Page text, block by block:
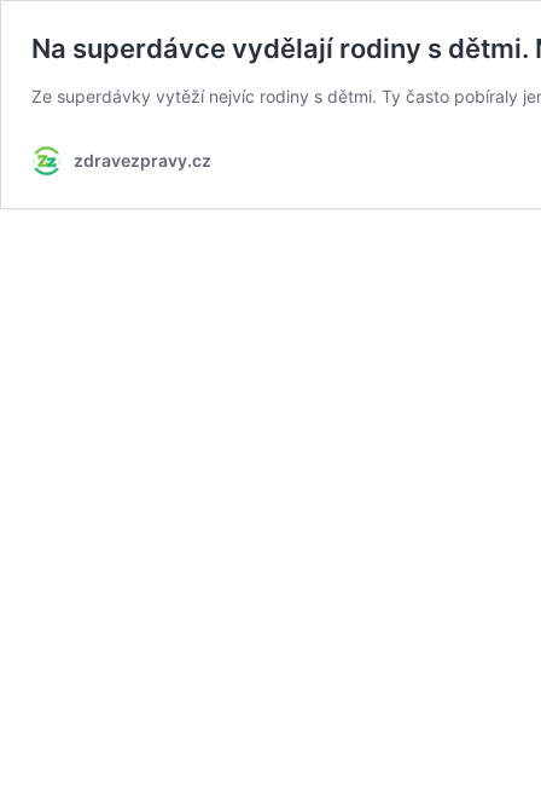
Na superdávce vydělají rodiny s dětmi.
Ze superdávky vytěží nejvíc rodiny s dětmi. Ty často pobíraly
zdravezpravy.cz